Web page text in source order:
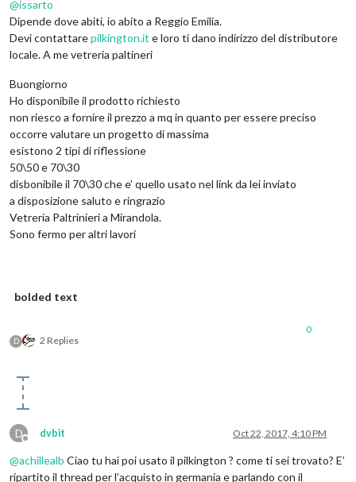
@issarto
Dipende dove abiti, io abito a Reggio Emilia.
Devi contattarepilkington.it e loro ti dano indirizzo del distributore
locale. A me vetreria paltineri
Buongiorno
Ho disponibile il prodotto richiesto
non riesco a fornire il prezzo a mq in quanto per essere preciso
occorre valutare un progetto di massima
esistono 2 tipi di riflessione
50\50 e 70\30
disbonibile il 70\30 che e’ quello usato nel link da lei inviato
a disposizione saluto e ringrazio
Vetreria Paltrinieri a Mirandola.
Sono fermo per altri lavori
bolded text
D 2 Replies
0
D
Offline
dvbit Oct 22, 2017, 4:10 PM
@achillealb Ciao tu hai poi usato il pilkington ? come ti sei trovato? E’
ripartito il thread per l’acquisto in germania e parlando con il